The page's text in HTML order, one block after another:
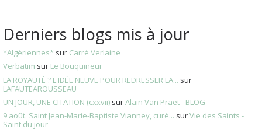
Derniers blogs mis à jour
*Algériennes* sur Carré Verlaine
Verbatim sur Le Bouquineur
LA ROYAUTÉ ? L'IDÉE NEUVE POUR REDRESSER LA... sur
LAFAUTEAROUSSEAU
UN JOUR, UNE CITATION (cxxvii) surAlain Van Praet - BLOG
9 août. Saint Jean-Marie-Baptiste Vianney, curé... surVie des Saints -
Saint du jour